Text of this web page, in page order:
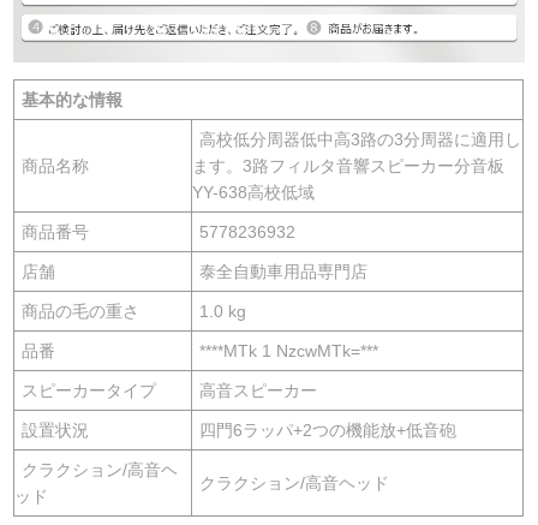
基本的な情報
商品名称
高校低分周器低中高3路の3分周器に適用し
ます。3路フィルタ音響スピーカー分音板
YY-638高校低域
商品番号 5778236932
店舗 泰全自動車用品専門店
商品の毛の重さ 1.0 kg
品番 ****MTk 1 NzcwMTk=***
スピーカータイプ 高音スピーカー
設置状況 四門6ラッパ+2つの機能放+低音砲
クラクション/高音ヘ
ッド
クラクション/高音ヘッド